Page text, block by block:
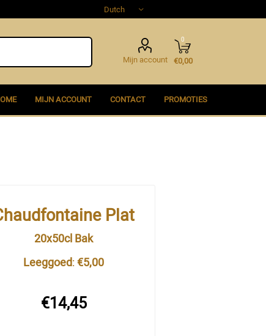
Mijn account
0
€0,00
PROMOTIES
MIJN ACCOUNT CONTACT
Plat
20x50cl Bak
Leeggoed:€5,00
€14,45